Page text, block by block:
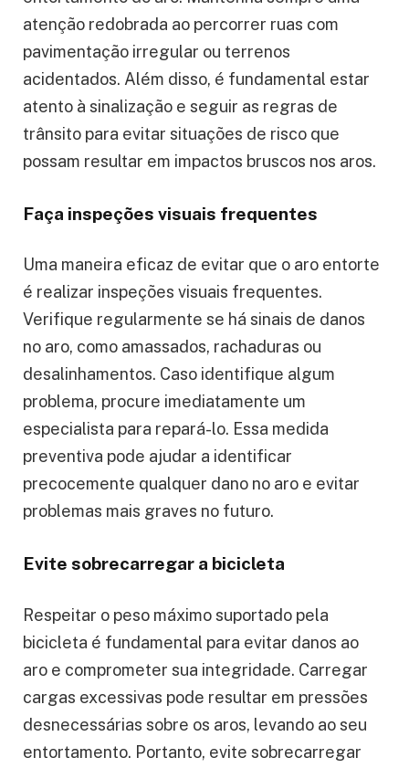
atenção redobrada ao percorrer ruas com
pavimentação irregular ou terrenos
acidentados. Além disso, é fundamental estar
atento à sinalização e seguir as regras de
trânsito para evitar situações de risco que
possam resultar em impactos bruscos nos aros.
Faça inspeções visuais frequentes
Uma maneira eficaz de evitar que o aro entorte
é realizar inspeções visuais frequentes.
Verifique regularmente se há sinais de danos
no aro, como amassados, rachaduras ou
desalinhamentos. Caso identifique algum
problema, procure imediatamente um
especialista para repará-lo. Essa medida
preventiva pode ajudar a identificar
precocemente qualquer dano no aro e evitar
problemas mais graves no futuro.
Evite sobrecarregar a bicicleta
Respeitar o peso máximo suportado pela
bicicleta é fundamental para evitar danos ao
aro e comprometer sua integridade. Carregar
cargas excessivas pode resultar em pressões
desnecessárias sobre os aros, levando ao seu
entortamento. Portanto, evite sobrecarregar